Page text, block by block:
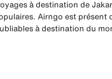
à destination de
Airngo est présent
à destination du